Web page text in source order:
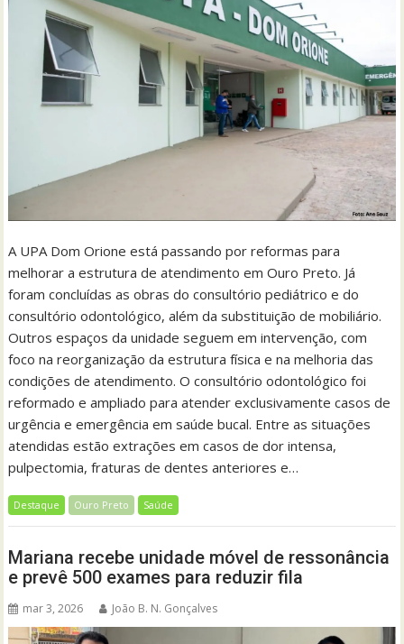
A UPA Dom Orione está passando por reformas para
melhorar a estrutura de atendimento em Ouro Preto. Já
foram concluídas as obras do consultório pediátrico e do
consultório odontológico, além da substituição de mobiliário.
Outros espaços da unidade seguem em intervenção, com
foco na reorganização da estrutura física e na melhoria das
condições de atendimento. O consultório odontológico foi
reformado e ampliado para atender exclusivamente casos de
urgência e emergência em saúde bucal. Entre as situações
atendidas estão extrações em casos de dor intensa,
pulpectomia, fraturas de dentes anteriores e…
Destaque Ouro Preto Saúde
Mariana recebe unidade móvel de ressonância
e prevê 500 exames para reduzir fila
mar 3, 2026 João B. N. Gonçalves